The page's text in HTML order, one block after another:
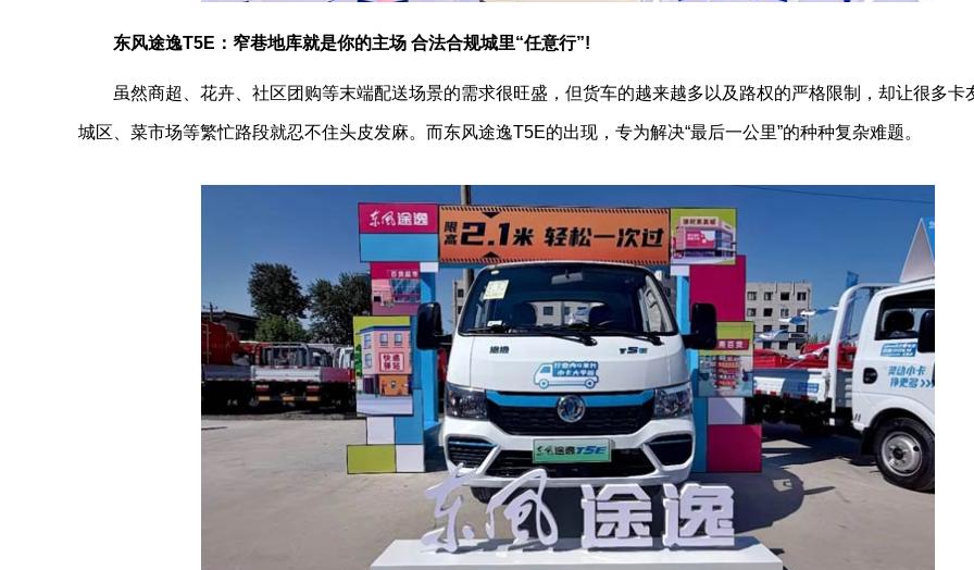
东风途逸T5E：窄巷地库就是你的主场 合法合规城里“任意行”!
虽然商超、花卉、社区团购等末端配送场景的需求很旺盛，但货车的越来越多以及路权的严格限制，却让很多卡
城区、菜市场等繁忙路段就忍不住头皮发麻。而东风途逸T5E的出现，专为解决“最后一公里”的种种复杂难题。